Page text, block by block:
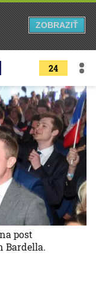
24
post
Bardella.
ZOBRAZIŤ